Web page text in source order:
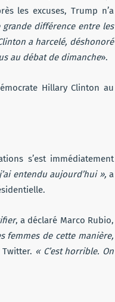
les excuses, Trump n’a
grande différence entre les
a harcelé, déshonoré
au débat de dimanche».
Hillary Clinton au
s’est immédiatement
entendu aujourd’hui », a
, a déclaré Marco Rubio,
femmes de cette manière,
« C’est horrible. On